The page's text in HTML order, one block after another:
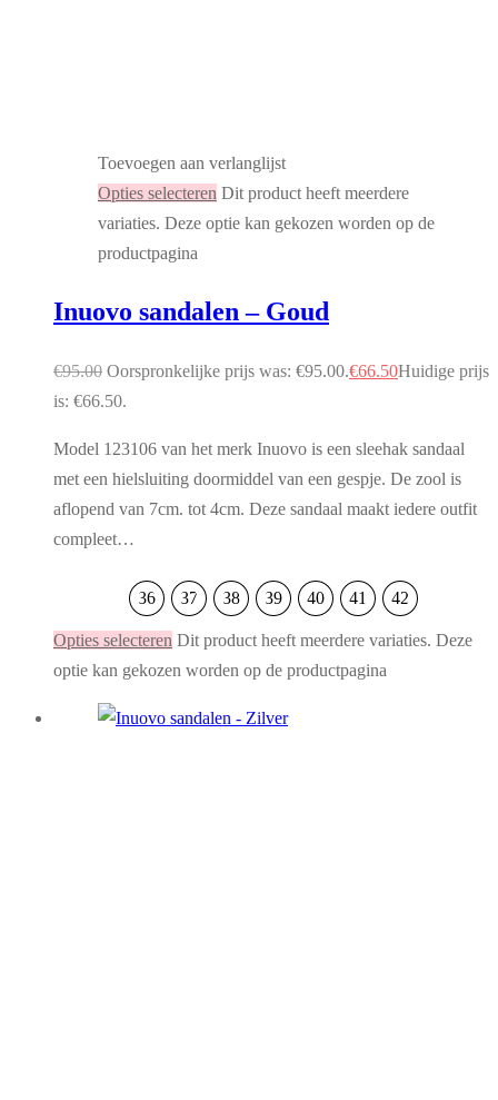
Toevoegen aan verlanglijst
Opties selecteren Dit product heeft meerdere
variaties. Deze optie kan gekozen worden op de
productpagina
Inuovo sandalen – Goud
€95.00 Oorspronkelijke prijs was: €95.00.€66.50Huidige prijs
is: €66.50.
Model 123106 van het merk Inuovo is een sleehak sandaal
met een hielsluiting doormiddel van een gespje. De zool is
aflopend van 7cm. tot 4cm. Deze sandaal maakt iedere outfit
compleet…
36 37 38 39 40 41 42
Opties selecteren Dit product heeft meerdere variaties. Deze
optie kan gekozen worden op de productpagina